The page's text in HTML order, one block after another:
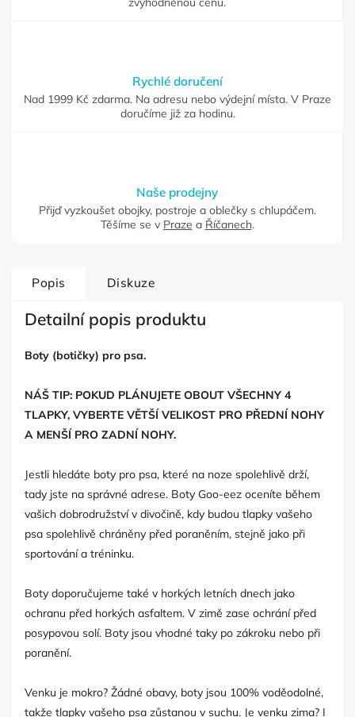
Rychlé doručení
Nad 1999 Kč zdarma. Na adresu nebo výdejní místa. V Praze
doručíme již za hodinu.
Naše prodejny
Přijď vyzkoušet obojky, postroje a oblečky s chlupáčem.
Těšíme se v Praze a Říčanech.
Popis Diskuze
Detailní popis produktu
Boty (botičky) pro psa.
NÁŠ TIP: POKUD PLÁNUJETE OBOUT VŠECHNY 4
TLAPKY, VYBERTE VĚTŠÍ VELIKOST PRO PŘEDNÍ NOHY
A MENŠÍ PRO ZADNÍ NOHY.
Jestli hledáte boty pro psa, které na noze spolehlivě drží,
tady jste na správné adrese. Boty Goo-eez oceníte během
vašich dobrodružství v divočině, kdy budou tlapky vašeho
psa spolehlivě chráněny před poraněním, stejně jako při
sportování a tréninku.
Boty doporučujeme také v horkých letních dnech jako
ochranu před horkých asfaltem. V zimě zase ochrání před
posypovou solí. Boty jsou vhodné taky po zákroku nebo při
poranění.
Venku je mokro? Žádné obavy, boty jsou 100% voděodolné,
takže tlapky vašeho psa zůstanou v suchu. Je venku zima? I